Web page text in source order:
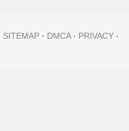
SITEMAP · DMCA· PRIVACY ·